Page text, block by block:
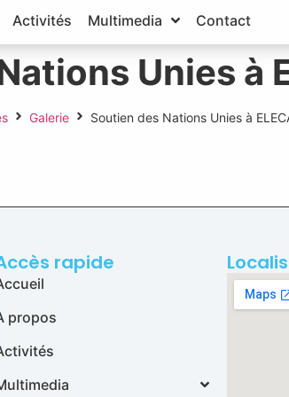
Activités Multimedia Contact
Unies à
Galerie Soutien des Nations Unies à
rapide
propos